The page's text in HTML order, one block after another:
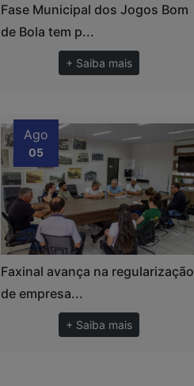
Fase Municipal dos Jogos Bom
de Bola tem p...
+ Saiba mais
Ago
05
Faxinal avança na regularização
de empresa...
+ Saiba mais